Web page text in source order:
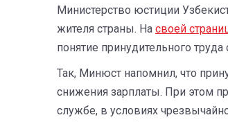
Министерство юстиции
жителя страны. На своей
понятие принудительного
Так, Минюст напомнил, что
снижения зарплаты. При этом
службе, в условиях